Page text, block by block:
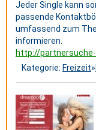
Jeder Single kann
passende
umfassend zum
informieren.
http://
Kategorie: Freizeit»